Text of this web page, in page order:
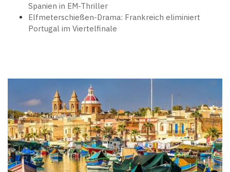
Spanien in EM-Thriller
Elfmeterschießen-Drama: Frankreich eliminiert
Portugal im Viertelfinale